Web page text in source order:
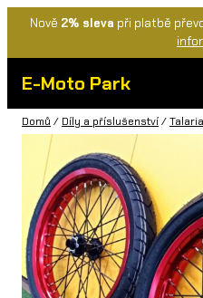
Nově 2% sleva při platbě
E-Moto Park
Domů / Díly a příslušenství/